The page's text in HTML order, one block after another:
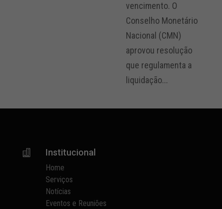
vencimento. O
Conselho Monetário
Nacional (CMN)
aprovou resolução
que regulamenta a
liquidação...
 Institucional
Home
Serviços
Notícias
Eventos e Reuniões